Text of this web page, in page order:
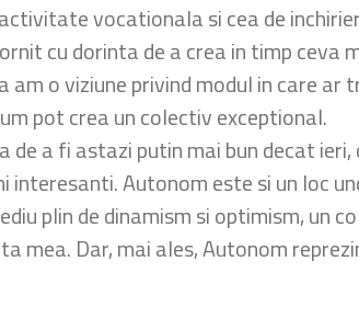
vocationala si cea de
cu dorinta de a crea in timp ceva
o viziune privind modul in care ar
pot crea un colectiv exceptional.
a fi astazi putin mai bun decat
Autonom este si un loc
plin de dinamism si optimism, un
mea. Dar, mai ales, Autonom